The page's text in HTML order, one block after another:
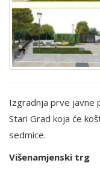
Izgradnja prve javne
Stari Grad koja će
sedmice.
Višenamjenski trg